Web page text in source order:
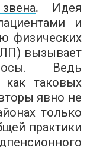
. Идея
и
физических
вызывает
Ведь
как таковых
явно не
только
практики